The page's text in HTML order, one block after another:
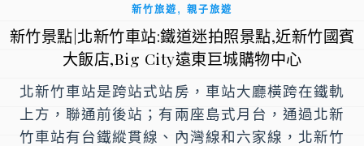
新竹旅遊 , 親子旅遊
新竹景點|北新竹車站:鐵道迷拍照景點,近新竹國賓
大飯店,Big City遠東巨城購物中心
北新竹車站是跨站式站房，車站大廳橫跨在鐵軌
上方，聯通前後站；有兩座島式月台，通過北新
竹車站有台鐵縱貫線、內灣線和六家線，北新竹